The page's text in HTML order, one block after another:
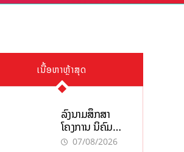
ເນື້ອຫາຫຼ້າສຸດ
ລົງນາມສຶກສາ
ໂຄງການ ນິຄົມ
ອຸດສາຫະກຳ
07/08/2026